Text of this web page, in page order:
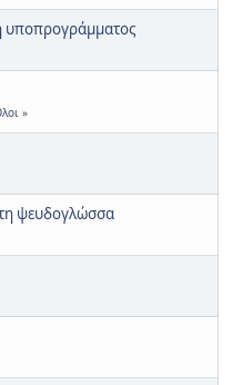
υποπρογράμματος
ψευδογλώσσα